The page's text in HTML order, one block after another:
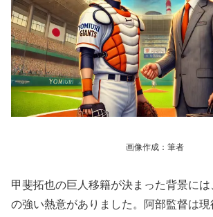
画像作成：筆者
甲斐拓也の巨人移籍が決まった背景に
の強い熱意がありました。阿部監督は現